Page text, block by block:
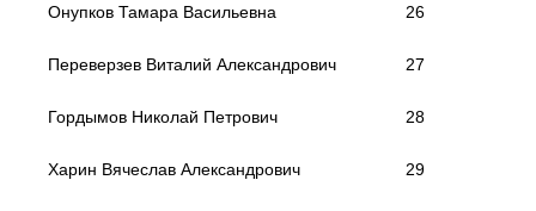
Онупков Тамара Васильевна 26
Переверзев Виталий Александрович 27
Гордымов Николай Петрович 28
Харин Вячеслав Александрович 29